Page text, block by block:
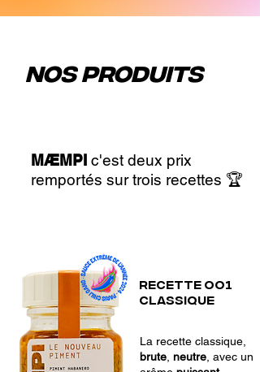
Nos produits
MÆMPI c'est deux prix
remportés sur trois recettes 🏆
La recette classique,
brute neutre , avec un
Recette OO1
CLASSIQUE